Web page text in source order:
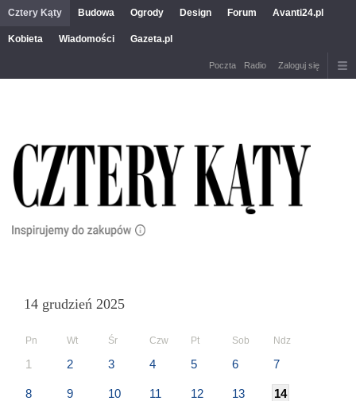
Cztery Kąty Budowa Ogrody Design Forum Avanti24.pl
Kobieta Wiadomości Gazeta.pl
Poczta Radio Zaloguj się
14 grudzień 2025
Pn Wt Śr Czw Pt Sob Ndz
1 2 3 4 5 6 7
8 9 10 11 12 13 14